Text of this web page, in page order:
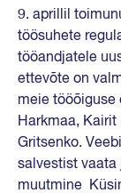
9. aprillil
töösuhete
tööandjatele
ettevõte on
meie tööõiguse
Harkmaa,
Gritsenko.
salvestist vaata
muutmine